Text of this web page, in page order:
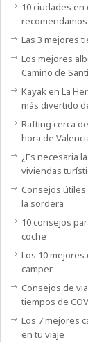
10 ciudades
Las 3 mejores
Los mejores
Camino de
Kayak en La
más divertido
Rafting cerca
hora de
¿Es necesaria
viviendas
Consejos
la sordera
10 consejos
coche
Los 10
camper
Consejos de
tiempos de
Los 7 mejores
en tu viaje